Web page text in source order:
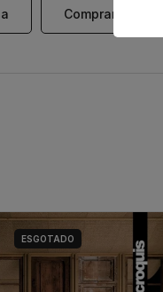
Comprar
ESGOTADO